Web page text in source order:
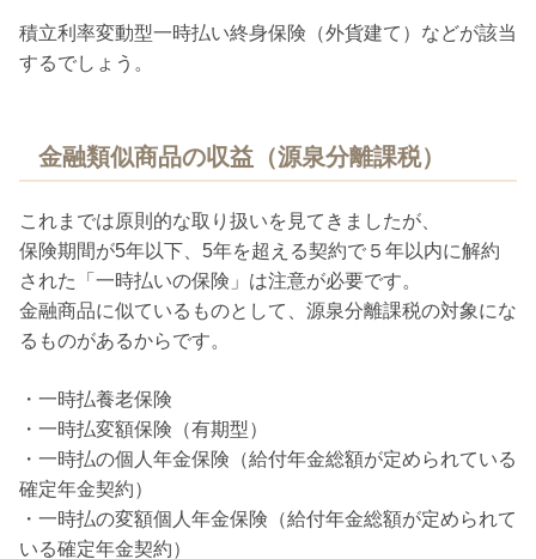
積立利率変動型一時払い終身保険（外貨建て）などが該当
するでしょう。
金融類似商品の収益（源泉分離課税）
これまでは原則的な取り扱いを見てきましたが、
保険期間が5年以下、5年を超える契約で５年以内に解約
された「一時払いの保険」は注意が必要です。
金融商品に似ているものとして、源泉分離課税の対象にな
るものがあるからです。
・一時払養老保険
・一時払変額保険（有期型）
・一時払の個人年金保険（給付年金総額が定められている
確定年金契約）
・一時払の変額個人年金保険（給付年金総額が定められて
いる確定年金契約）